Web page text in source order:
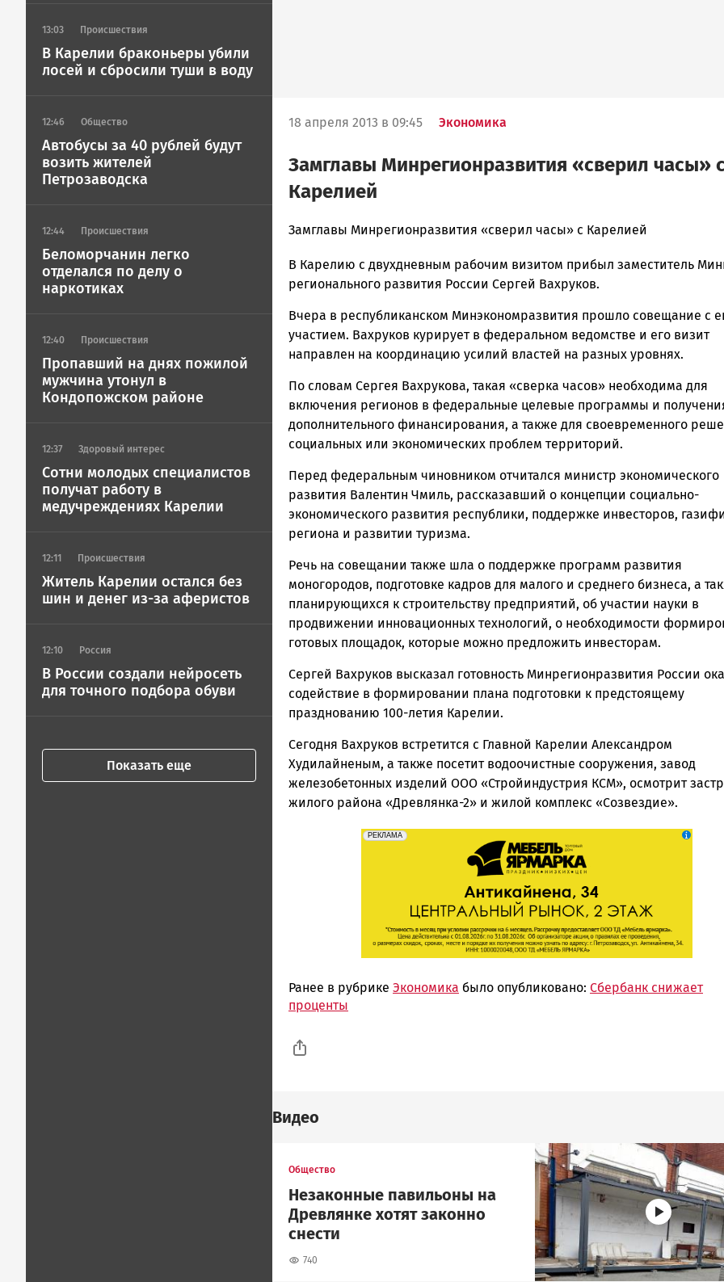
13:03 Происшествия
В Карелии браконьеры убили
лосей и сбросили туши в воду
12:46 Общество
Автобусы за 40 рублей будут
возить жителей
Петрозаводска
12:44 Происшествия
Беломорчанин легко
отделался по делу о
наркотиках
12:40 Происшествия
Пропавший на днях пожилой
мужчина утонул в
Кондопожском районе
12:37 Здоровый интерес
Сотни молодых специалистов
получат работу в
медучреждениях Карелии
12:11 Происшествия
Житель Карелии остался без
шин и денег из-за аферистов
12:10 Россия
В России создали нейросеть
для точного подбора обуви
Показать еще
18 апреля 2013 в 09:45 Экономика
Замглавы Минрегионразвития «сверил часы»
Карелией
admintimur
Петрозаводска
и
|
Петрозаводск
ГОВОРИТ
Замглавы Минрегионразвития «сверил часы» с Карелией
В Карелию с двухдневным рабочим визитом прибыл заместитель
регионального развития России Сергей Вахруков.
Вчера в республиканском Минэкономразвития прошло совещание с
участием. Вахруков курирует в федеральном ведомстве и его визит
направлен на координацию усилий властей на разных уровнях.
По словам Сергея Вахрукова, такая «сверка часов» необходима для
включения регионов в федеральные целевые программы и
дополнительного финансирования, а также для своевременного
социальных или экономических проблем территорий.
Перед федеральным чиновником отчитался министр экономического
развития Валентин Чмиль, рассказавший о концепции социально-
экономического развития республики, поддержке инвесторов,
региона и развитии туризма.
Речь на совещании также шла о поддержке программ развития
моногородов, подготовке кадров для малого и среднего бизнеса, а
планирующихся к строительству предприятий, об участии науки в
продвижении инновационных технологий, о необходимости
готовых площадок, которые можно предложить инвесторам.
Сергей Вахруков высказал готовность Минрегионразвития России
содействие в формировании плана подготовки к предстоящему
празднованию 100-летия Карелии.
Сегодня Вахруков встретится с Главной Карелии Александром
Худилайненым, а также посетит водоочистные сооружения, завод
железобетонных изделий ООО «Стройиндустрия КСМ», осмотрит
жилого района «Древлянка-2» и жилой комплекс «Созвездие».
erid: 2SDnjeFymr3
РЕКЛАМА
Реклама
Ранее в рубрике Экономика было опубликовано: Сбербанк снижает
проценты
Видео
Общество
Незаконные павильоны на
Древлянке хотят законно
снести
740
Image